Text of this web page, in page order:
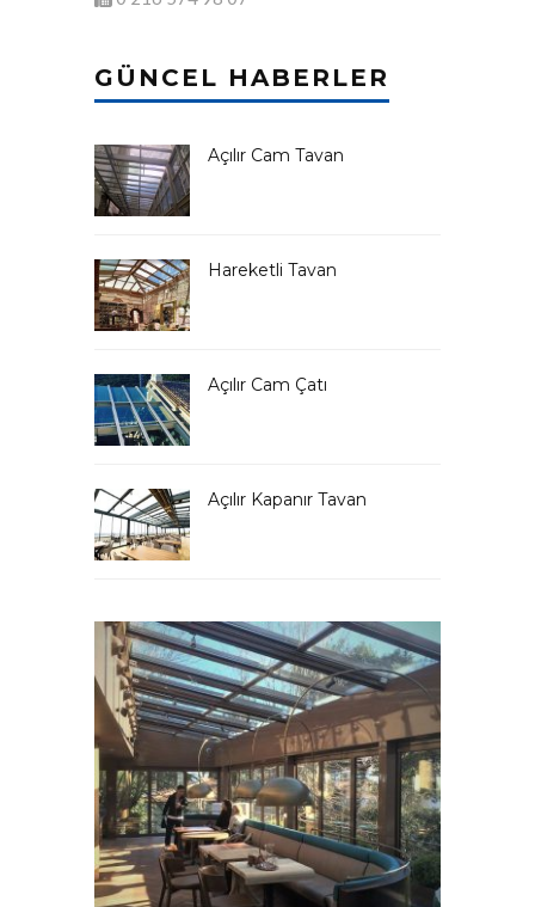
GÜNCEL HABERLER
Açılır Cam Tavan
Hareketli Tavan
Açılır Cam Çatı
Açılır Kapanır Tavan